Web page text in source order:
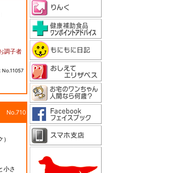
調子者
No.11057
No.710
小さ